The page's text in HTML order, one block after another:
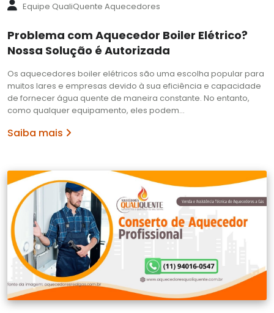
Equipe QualiQuente Aquecedores
Problema com Aquecedor Boiler Elétrico?
Nossa Solução é Autorizada
Os aquecedores boiler elétricos são uma escolha popular para
muitos lares e empresas devido à sua eficiência e capacidade
de fornecer água quente de maneira constante. No entanto,
como qualquer equipamento, eles podem…
Saiba mais